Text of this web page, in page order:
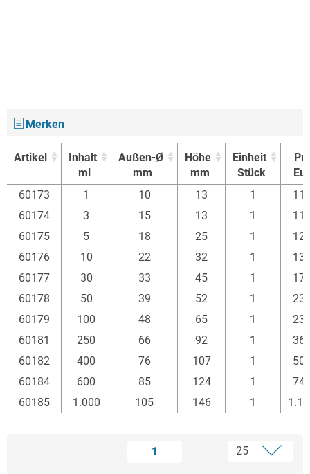
Merken
Artikel
Inhalt
ml
Außen-Ø
mm
Höhe
mm
Einheit
Stück
Artikel
Inhalt
Außen-Ø
Höhe
Einheit
60173 1 10 13 1
60174
3 15 13 1
60175
5 18 25 1
60176
10 22 32 1
60177
30 33 45 1
60178
50 39 52 1
60179
100 48 65 1
60181
250 66 92 1
60182
400 76 107 1
60184
600 85 124 1
60185
1.000 105 146 1
1